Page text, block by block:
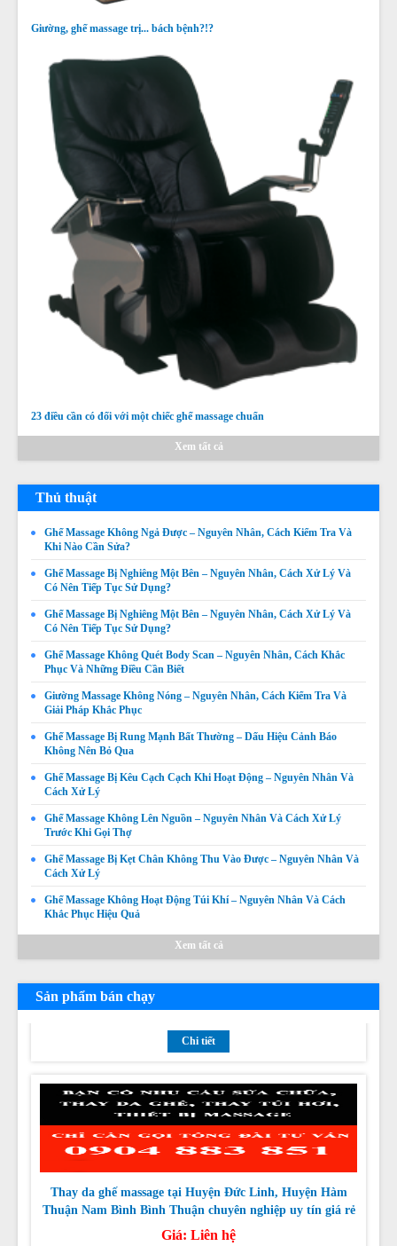
Giường, ghế massage trị... bách bệnh?!?
23 điều cần có đối với một chiếc ghế massage chuẩn
Xem tất cả
Thủ thuật
Ghế Massage Không Ngả Được – Nguyên Nhân, Cách Kiểm Tra Và
Khi Nào Cần Sửa?
Ghế Massage Bị Nghiêng Một Bên – Nguyên Nhân, Cách Xử Lý Và
Có Nên Tiếp Tục Sử Dụng?
Ghế Massage Bị Nghiêng Một Bên – Nguyên Nhân, Cách Xử Lý Và
Có Nên Tiếp Tục Sử Dụng?
Ghế Massage Không Quét Body Scan – Nguyên Nhân, Cách Khắc
Phục Và Những Điều Cần Biết
Giường Massage Không Nóng – Nguyên Nhân, Cách Kiểm Tra Và
Giải Pháp Khắc Phục
Ghế Massage Bị Rung Mạnh Bất Thường – Dấu Hiệu Cảnh Báo
Không Nên Bỏ Qua
Ghế Massage Bị Kêu Cạch Cạch Khi Hoạt Động – Nguyên Nhân Và
Cách Xử Lý
Ghế Massage Không Lên Nguồn – Nguyên Nhân Và Cách Xử Lý
Trước Khi Gọi Thợ
Ghế Massage Bị Kẹt Chân Không Thu Vào Được – Nguyên Nhân Và
Cách Xử Lý
Ghế Massage Không Hoạt Động Túi Khí – Nguyên Nhân Và Cách
Khắc Phục Hiệu Quả
Xem tất cả
Sản phẩm bán chạy
Ghế Massage Không Quét Body Được – Nguyên Nhân,
Dấu Hiệu Và Cách Khắc Phục
Giá:Liên hệ
Thay da ghế massage tại Thị xã La Gi, Huyện Tánh Linh,
nhất
Chi tiết
Thay da ghế massage tại Huyện Đức Linh, Huyện Hàm
Thuận Nam Bình Bình Thuận chuyên nghiệp uy tín giá rẻ
nhất
Giá:Liên hệ
Chi tiết